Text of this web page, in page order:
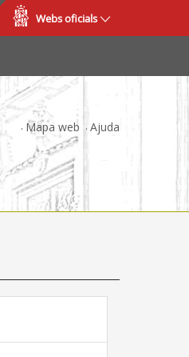
Webs oficials
Mapa web Ajuda